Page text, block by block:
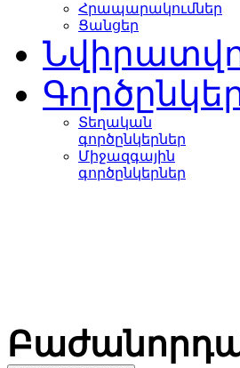
Հրապարակումներ
Ցանցեր
Տեղական
գործընկերներ
Միջազգային
գործընկերներ